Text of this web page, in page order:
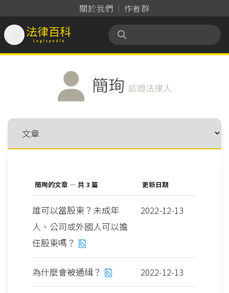
關於我們 作者群
法律百科 Legispedia
簡珣 認證法律人
簡珣的文章 — 共 3 篇 更新日期
誰可以當股東？未成年
人、公司或外國人可以擔
任股東嗎？
2022-12-13
為什麼會被通緝？ 2022-12-13